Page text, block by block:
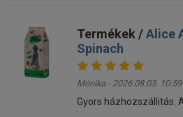
Termékek /Alice
Spinach
Mónika - 2026.08.03. 10:59
Gyors házhozszállitás.